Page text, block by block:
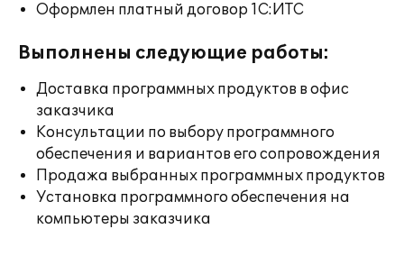
Оформлен платный договор 1С:ИТС
Выполнены следующие работы:
Доставка программных продуктов в офис
заказчика
Консультации по выбору программного
обеспечения и вариантов его сопровождения
Продажа выбранных программных продуктов
Установка программного обеспечения на
компьютеры заказчика